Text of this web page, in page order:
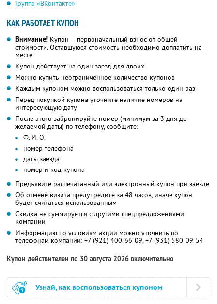
Группа «ВКонтакте»
КАК РАБОТАЕТ КУПОН
Внимание! Купон — первоначальный взнос от общей
стоимости. Оставшуюся стоимость необходимо доплатить на
месте
Купон действует на один заезд для двоих
Можно купить неограниченное количество купонов
Каждым купоном можно воспользоваться только один раз
Перед покупкой купона уточните наличие номеров на
интересующую дату
После этого забронируйте номер (минимум за 3 дня до
желаемой даты) по телефону, сообщите:
Ф. И. О.
номер телефона
даты заезда
номер и код купона
Предъявите распечатанный или электронный купон при заезде
Об отмене визита предупредите за 48 часов, иначе купон
будет считаться использованным
Скидка не суммируется с другими спецпредложениями
компании
Информацию по условиям акции можно уточнить по
телефонам компании: +7 (921) 400-66-09, +7 (931) 580-09-54
Купон действителен по 30 августа 2026 включительно
Узнай, как воспользоваться купоном